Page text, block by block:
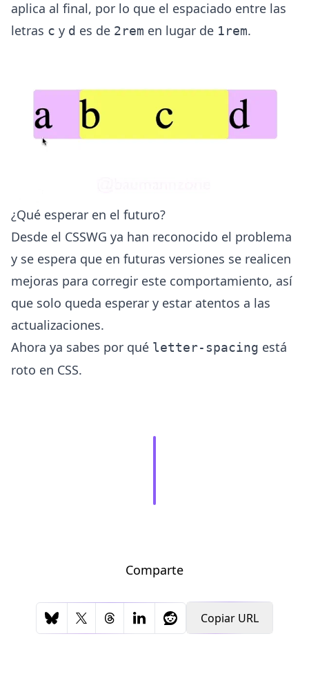
aplica al final, por lo que el espaciado entre las
letras c y d es de 2rem en lugar de 1rem.
¿Qué esperar en el futuro?
Desde el CSSWG ya han reconocido el problema
y se espera que en futuras versiones se realicen
mejoras para corregir este comportamiento, así
que solo queda esperar y estar atentos a las
actualizaciones.
Ahora ya sabes por qué letter-spacing está
roto en CSS.
Comparte
Copiar URL